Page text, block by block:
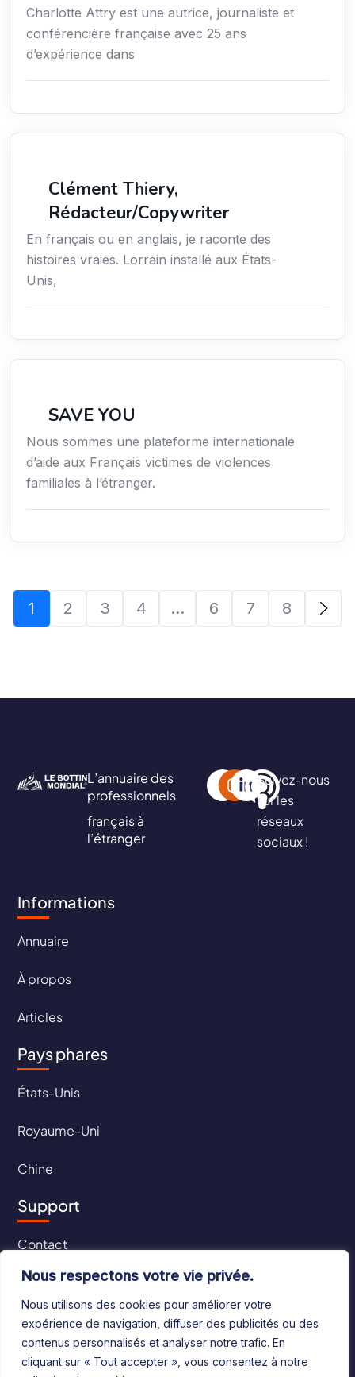
Nous respectons votre vie privée.
Nous utilisons des cookies pour améliorer votre
expérience de navigation, diffuser des publicités ou des
contenus personnalisés et analyser notre trafic. En
cliquant sur « Tout accepter », vous consentez à notre
Charlotte Attry est une autrice, journaliste et
conférencière française avec 25 ans
d’expérience dans
Clément Thiery,
Rédacteur/Copywriter
En français ou en anglais, je raconte des
histoires vraies. Lorrain installé aux États-
Unis,
SAVE YOU
Nous sommes une plateforme internationale
d’aide aux Français victimes de violences
familiales à l’étranger.
1 2 3 4 … 6 7 8
L’annuaire des
professionnels
français à
l’étranger
Suivez-nous
sur les
réseaux
sociaux !
Informations
Annuaire
À propos
Articles
Pays phares
États-Unis
Royaume-Uni
Chine
Support
Contact
CGU
CGV